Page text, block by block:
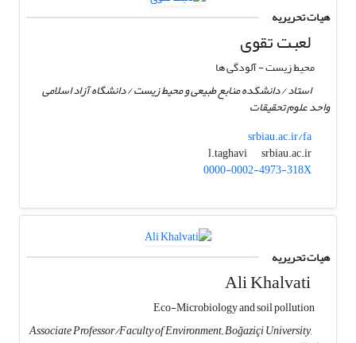
هیات تحریریه
لعبت تقوی
محیط زیست - آلودگی ها
استاد / دانشکده منابع طبیعی و محیط زیست / دانشگاه آزاد اسلامی
واحد علوم تحقیقات
srbiau.ac.ir/fa
l.taghavi
srbiau.ac.ir
0000-0002-4973-318X
هیات تحریریه
Ali Khalvati
Eco-Microbiology and soil pollution
Associate Professor/Faculty of Environment,, Boğaziçi University,